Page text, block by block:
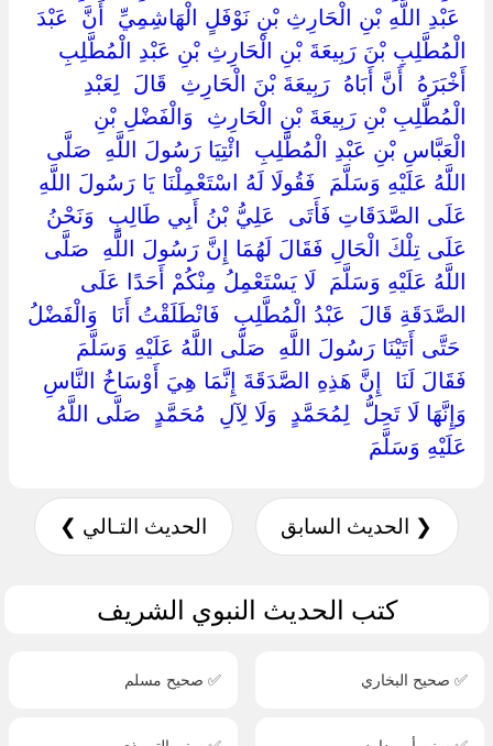
‏ ‏عَبْدِ اللَّهِ بْنِ الْحَارِثِ بْنِ نَوْفَلٍ الْهَاشِمِيِّ ‏ ‏أَنَّ ‏ ‏عَبْدَ
الْمُطَّلِبِ بْنَ رَبِيعَةَ بْنِ الْحَارِثِ بْنِ عَبْدِ الْمُطَّلِبِ ‏
‏أَخْبَرَهُ ‏ ‏أَنَّ أَبَاهُ ‏ ‏رَبِيعَةَ بْنَ الْحَارِثِ ‏ ‏قَالَ ‏ ‏لِعَبْدِ
الْمُطَّلِبِ بْنِ رَبِيعَةَ بْنِ الْحَارِثِ ‏ ‏وَالْفَضْلِ بْنِ
الْعَبَّاسِ بْنِ عَبْدِ الْمُطَّلِبِ ‏ ‏ائْتِيَا رَسُولَ اللَّهِ ‏ ‏صَلَّى
اللَّهُ عَلَيْهِ وَسَلَّمَ ‏ ‏فَقُولَا لَهُ اسْتَعْمِلْنَا يَا رَسُولَ اللَّهِ
عَلَى الصَّدَقَاتِ فَأَتَى ‏ ‏عَلِيُّ بْنُ أَبِي طَالِبٍ ‏ ‏وَنَحْنُ
عَلَى تِلْكَ الْحَالِ فَقَالَ لَهُمَا إِنَّ رَسُولَ اللَّهِ ‏ ‏صَلَّى
اللَّهُ عَلَيْهِ وَسَلَّمَ ‏ ‏لَا يَسْتَعْمِلُ مِنْكُمْ أَحَدًا عَلَى
الصَّدَقَةِ قَالَ ‏ ‏عَبْدُ الْمُطَّلِبِ ‏ ‏فَانْطَلَقْتُ أَنَا ‏ ‏وَالْفَضْلُ
‏ ‏حَتَّى أَتَيْنَا رَسُولَ اللَّهِ ‏ ‏صَلَّى اللَّهُ عَلَيْهِ وَسَلَّمَ ‏
‏فَقَالَ لَنَا ‏ ‏إِنَّ هَذِهِ الصَّدَقَةَ إِنَّمَا هِيَ أَوْسَاخُ النَّاسِ
وَإِنَّهَا لَا تَحِلُّ ‏ ‏لِمُحَمَّدٍ ‏ ‏وَلَا لِآلِ ‏ ‏مُحَمَّدٍ ‏ ‏صَلَّى اللَّهُ
عَلَيْهِ وَسَلَّمَ ‏
❮ الحديث السابق الحديث التـالي ❯
كتب الحديث النبوي الشريف
✅ صحيح البخاري ✅ صحيح مسلم